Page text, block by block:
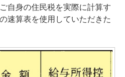
自身の住民税を実際に計算す
速算表を使用していただきた